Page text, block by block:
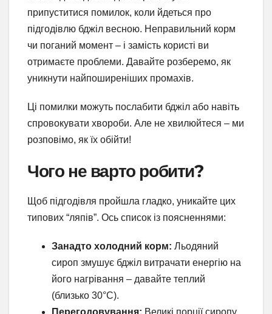
припуститися помилок, коли йдеться про
підгодівлю бджіл весною. Неправильний корм
чи поганий момент – і замість користі ви
отримаєте проблеми. Давайте розберемо, як
уникнути найпоширеніших промахів.
Ці помилки можуть послабити бджіл або навіть
спровокувати хвороби. Але не хвилюйтеся – ми
розповімо, як їх обійти!
Чого не варто робити?
Щоб підгодівля пройшла гладко, уникайте цих
типових “ляпів”. Ось список із поясненнями:
Занадто холодний корм: Льодяний
сироп змушує бджіл витрачати енергію на
його нагрівання – давайте теплий
(близько 30°C).
Перегодовування: Великі порції сиропу